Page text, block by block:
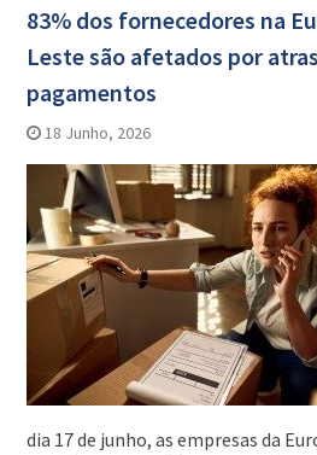
83% dos fornecedores na
Leste são afetados por
pagamentos
18 Junho, 2026
dia 17 de junho, as empresas da